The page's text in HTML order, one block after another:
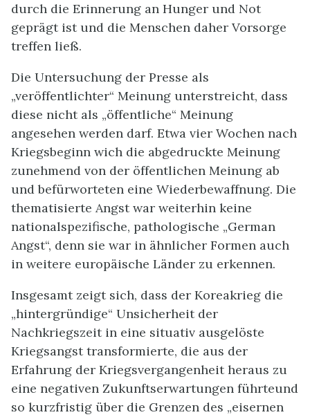
durch die Erinnerung an Hunger und Not
geprägt ist und die Menschen daher Vorsorge
treffen ließ.
Die Untersuchung der Presse als
„veröffentlichter“ Meinung unterstreicht, dass
diese nicht als „öffentliche“ Meinung
angesehen werden darf. Etwa vier Wochen nach
Kriegsbeginn wich die abgedruckte Meinung
zunehmend von der öffentlichen Meinung ab
und befürworteten eine Wiederbewaffnung. Die
thematisierte Angst war weiterhin keine
nationalspezifische, pathologische „German
Angst“, denn sie war in ähnlicher Formen auch
in weitere europäische Länder zu erkennen.
Insgesamt zeigt sich, dass der Koreakrieg die
„hintergründige“ Unsicherheit der
Nachkriegszeit in eine situativ ausgelöste
Kriegsangst transformierte, die aus der
Erfahrung der Kriegsvergangenheit heraus zu
eine negativen Zukunftserwartungen führteund
so kurzfristig über die Grenzen des „eisernen